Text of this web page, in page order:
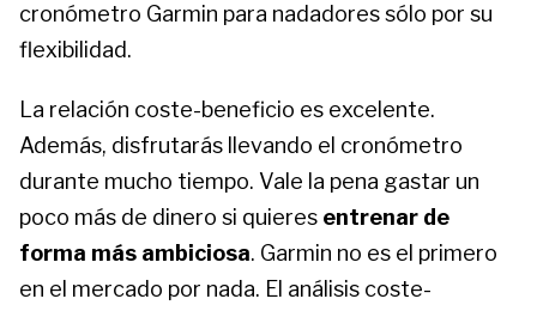
cronómetro Garmin para nadadores sólo por su
flexibilidad.
La relación coste-beneficio es excelente.
Además, disfrutarás llevando el cronómetro
durante mucho tiempo. Vale la pena gastar un
poco más de dinero si quieres entrenar de
forma más ambiciosa. Garmin no es el primero
en el mercado por nada. El análisis coste-